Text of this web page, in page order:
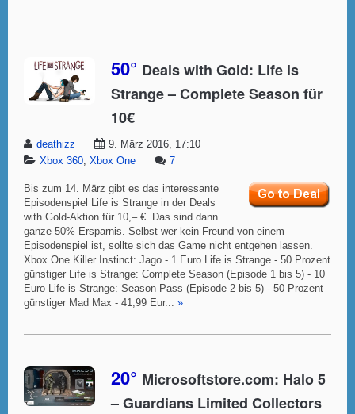
50° Deals with Gold: Life is
Strange – Complete Season für
10€
deathizz
9. März 2016, 17:10
Xbox 360 Xbox One 7
Bis zum 14. März gibt es das interessante
Episodenspiel Life is Strange in der Deals
with Gold-Aktion für 10,– €. Das sind dann
ganze 50% Ersparnis. Selbst wer kein Freund von einem
Episodenspiel ist, sollte sich das Game nicht entgehen lassen.
Xbox One Killer Instinct: Jago - 1 Euro Life is Strange - 50 Prozent
günstiger Life is Strange: Complete Season (Episode 1 bis 5) - 10
Euro Life is Strange: Season Pass (Episode 2 bis 5) - 50 Prozent
günstiger Mad Max - 41,99 Eur... »
20° Microsoftstore.com: Halo 5
– Guardians Limited Collectors